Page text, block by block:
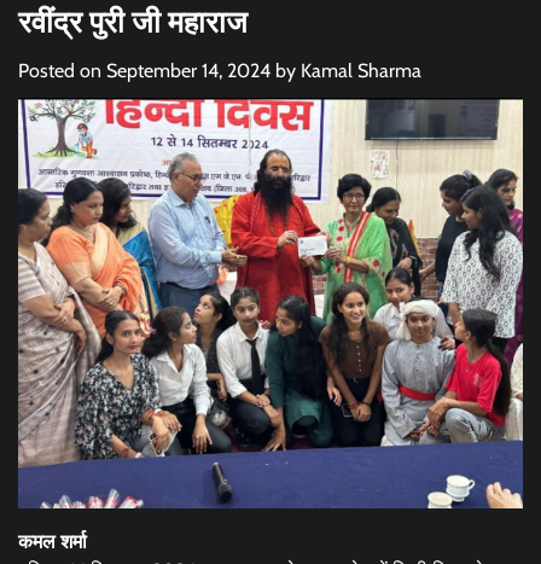
रवींद्र पुरी जी महाराज
Posted on September 14, 2024 by Kamal Sharma
कमल शर्मा